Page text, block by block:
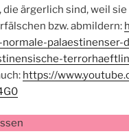
ärgerlich sind, weil
bzw. abmildern:
palaestinenser-
https://